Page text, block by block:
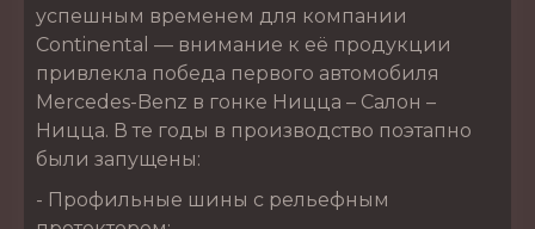
успешным временем для компании
Continental — внимание к её продукции
привлекла победа первого автомобиля
Mercedes-Benz в гонке Ницца – Салон –
Ницца. В те годы в производство поэтапно
были запущены:
- Профильные шины с рельефным